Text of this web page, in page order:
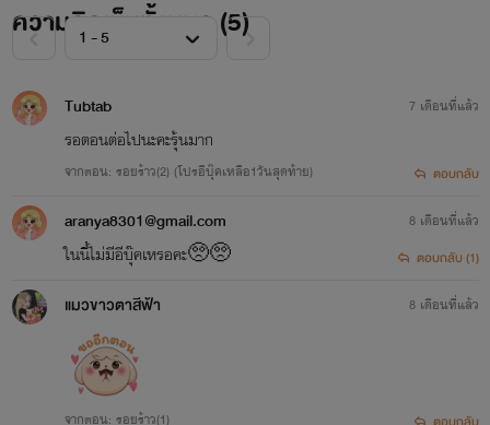
ความคิดเห็นทั้งหมด (5)
Tubtab
รอตอนต่อไปนะคะรุ้นมาก
จากตอน: รอยร้าว(2) (โปรอีบุ๊คเหลือ1วันสุดท้าย)
7 เดือนที่แล้ว
ตอบกลับ
aranya8301@gmail.com
ในนี้ไม่มีอีบุ๊คเหรอคะ🥺🥺
8 เดือนที่แล้ว
ตอบกลับ (1)
แมวขาวตาสีฟ้า
จากตอน: รอยร้าว(1)
8 เดือนที่แล้ว